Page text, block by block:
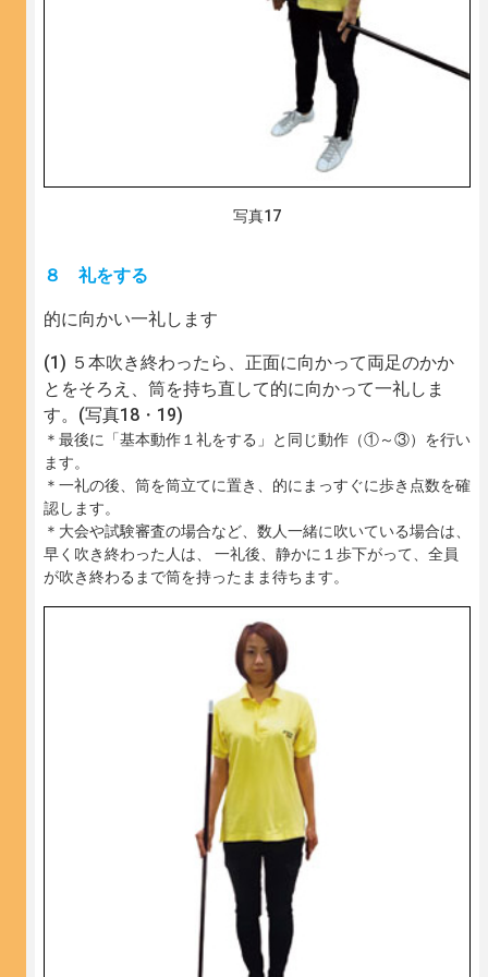
写真17
８ 礼をする
的に向かい一礼します
５本吹き終わったら、正面に向かって両足のかか
とをそろえ、筒を持ち直して的に向かって一礼しま
す。(写真18・19)
＊最後に「基本動作１礼をする」と同じ動作（①～③）を行い
ます。
＊一礼の後、筒を筒立てに置き、的にまっすぐに歩き点数を確
認します。
＊大会や試験審査の場合など、数人一緒に吹いている場合は、
早く吹き終わった人は、 一礼後、静かに１歩下がって、全員
が吹き終わるまで筒を持ったまま待ちます。